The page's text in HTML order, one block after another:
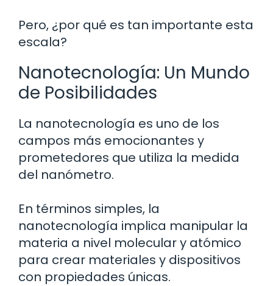
Pero, ¿por qué es tan importante esta
escala?
Nanotecnología: Un Mundo
de Posibilidades
La nanotecnología es uno de los
campos más emocionantes y
prometedores que utiliza la medida
del nanómetro.
En términos simples, la
nanotecnología implica manipular la
materia a nivel molecular y atómico
para crear materiales y dispositivos
con propiedades únicas.